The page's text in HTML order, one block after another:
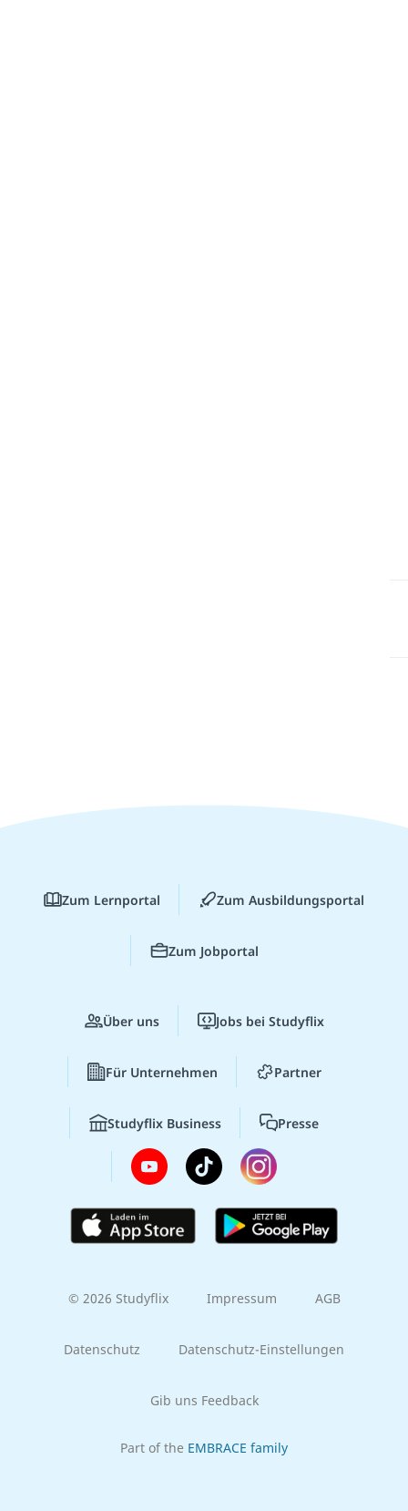
Zum Lernportal Zum Ausbildungsportal
Zum Jobportal
Über uns Jobs bei Studyflix
Für Unternehmen Partner
Studyflix Business Presse
© 2026 Studyflix Impressum AGB
Datenschutz Datenschutz-Einstellungen
Gib uns Feedback
Part of the EMBRACE family